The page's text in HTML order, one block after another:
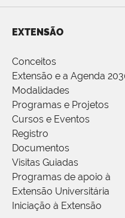
EXTENSÃO
Conceitos
Extensão e a Agenda
Modalidades
Programas e Projetos
Cursos e Eventos
Registro
Documentos
Visitas Guiadas
Programas de apoio à
Extensão Universitária
Iniciação à Extensão